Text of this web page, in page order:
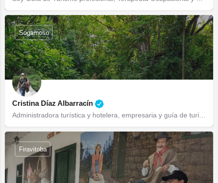
Cristina Díaz Albarracín
Sogamoso
Firavitoba